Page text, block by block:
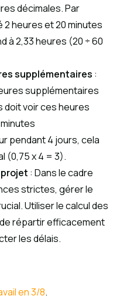
décimales. Par
2 heures et 20 minutes
à 2,33 heures (20 ÷ 60
supplémentaires :
supplémentaires
voir ces heures
pendant 4 jours, cela
(0,75 x 4 = 3).
: Dans le cadre
strictes, gérer le
Utiliser le calcul des
répartir efficacement
les délais.
en 3/8.